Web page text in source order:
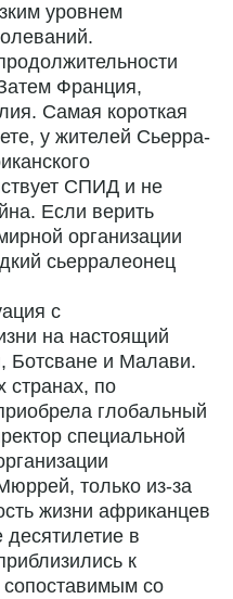
уровнем
Франция,
Самая короткая
у жителей Сьерра-
СПИД и не
Если верить
организации
сьерралеонец
с
на настоящий
Ботсване и Малави.
по
глобальный
специальной
только из-за
жизни африканцев
десятилетие в
к
со